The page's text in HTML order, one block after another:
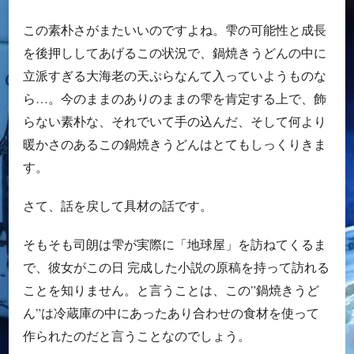
この素朴さがまたいいのですよね。雫の可能性と成長
を後押ししてあげるこの状況で、鍋焼きうどんの中に
立派すぎる大海老の天ぷらなんて入っていようものな
ら…。今のままのありのままの雫を肯定する上で、飾
らない素朴な、それでいて手の込んだ、そして何より
暖かさのあるこの鍋焼きうどんはとてもしっくりきま
す。
さて、話を戻して具材の話です。
そもそも司朗は雫が実際に「地球屋」を訪ねてくるま
で、彼女がこの日 完成した小説の原稿を持って訪れる
ことを知りません。と言うことは、この”鍋焼きうど
ん”は冷蔵庫の中にあったあり合わせの食材を使って
作られたのだと言うことなのでしょう。